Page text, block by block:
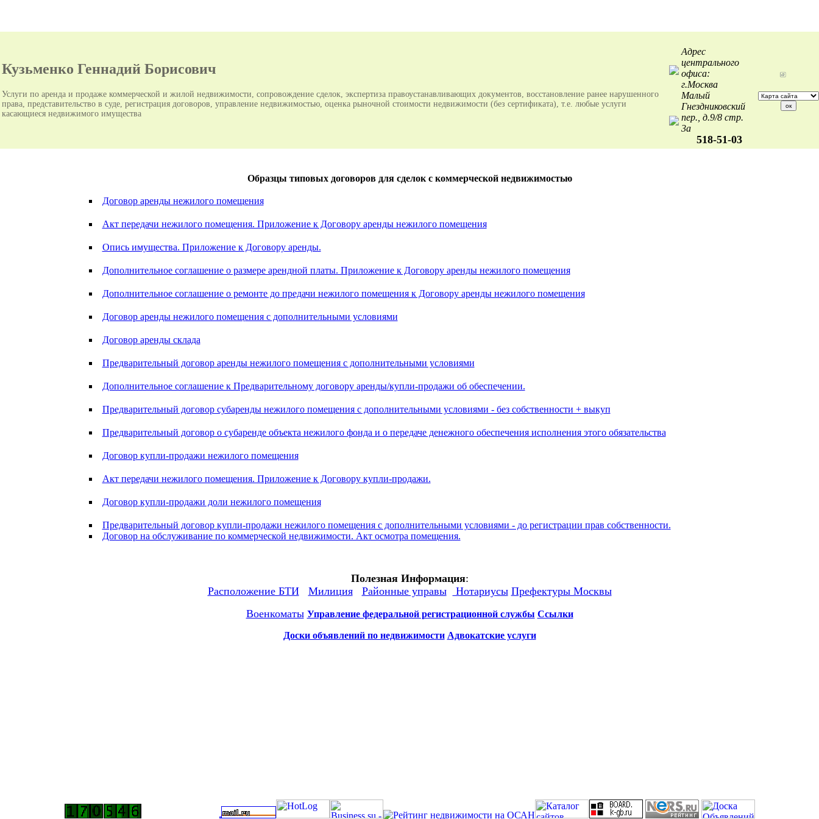
Кузьменко Геннадий Борисович
Услуги по аренда и продаже коммерческой и жилой недвижимости, сопровождение сделок, экспертиза правоустанавливающих документов, восстановление ранее нарушенного
права, представительство в суде, регистрация договоров, управление недвижимостью, оценка рыночной стоимости недвижимости (без сертификата), т.е. любые услуги
касающиеся недвижимого имущества
Адрес
центрального
офиса:
г.Москва
Малый
Гнездниковский
пер., д.9/8 стр.
3а
518-51-03
Образцы типовых договоров для сделок с коммерческой недвижимостью
Договор аренды нежилого помещения
Акт передачи нежилого помещения. Приложение к Договору аренды нежилого помещения
Опись имущества. Приложение к Договору аренды.
Дополнительное соглашение о размере арендной платы. Приложение к Договору аренды нежилого помещения
Дополнительное соглашение о ремонте до предачи нежилого помещения к Договору аренды нежилого помещения
Договор аренды нежилого помещения с дополнительными условиями
Договор аренды склада
Предварительный договор аренды нежилого помещения с дополнительными условиями
Дополнительное соглашение к Предварительному договору аренды/купли-продажи об обеспечении.
Предварительный договор субаренды нежилого помещения с дополнительными условиями - без собственности + выкуп
Предварительный договор о субаренде объекта нежилого фонда и о передаче денежного обеспечения исполнения этого обязательства
Договор купли-продажи нежилого помещения
Акт передачи нежилого помещения. Приложение к Договору купли-продажи.
Договор купли-продажи доли нежилого помещения
Предварительный договор купли-продажи нежилого помещения с дополнительными условиями - до регистрации прав собственности.
Договор на обслуживание по коммерческой недвижимости. Акт осмотра помещения.
Полезная Информация:
Расположение БТИ
Милиция Районные управы Нотариусы Префектуры Москвы
Военкоматы Управление федеральной регистрационной службы Ссылки
Доски объявлений по недвижимости Адвокатские услуги